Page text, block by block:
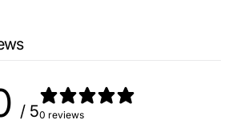
/ 50 reviews